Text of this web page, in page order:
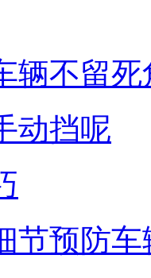
辆不留死
动挡呢
节预防车